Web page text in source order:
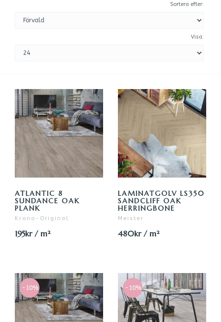
Sortera efter:
Visa:
ATLANTIC 8
SUNDANCE OAK
PLANK
Krono-Original
195kr / m²
LAMINATGOLV LS350
SANDCLIFF OAK
HERRINGBONE
Meister
480kr / m²
-10% -10%